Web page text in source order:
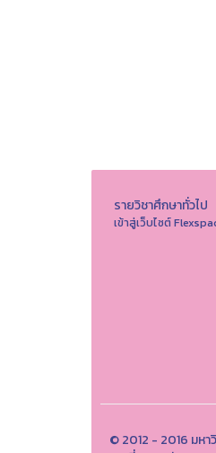
รายวิชาศึกษาทั่วไป
เข้าสู่เว็บไซต์
© 2012 - 2016 มห